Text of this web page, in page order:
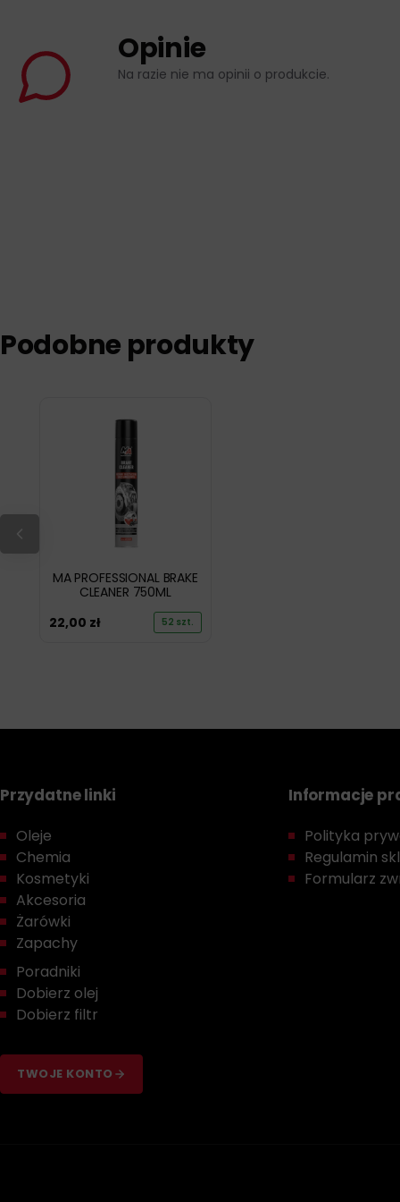
Opinie
Na razie nie ma opinii o produkcie.
Podobne produkty
MA PROFESSIONAL BRAKE
CLEANER 750ML
22,00 zł 52 szt.
Przydatne linki
Oleje
Chemia
Kosmetyki
Akcesoria
Żarówki
Zapachy
Poradniki
Dobierz olej
Dobierz filtr
TWOJE KONTO
Informacje
Polityka
Regulamin
Formularz